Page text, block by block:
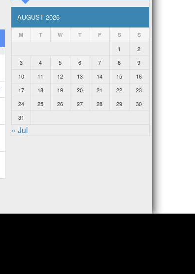
AUGUST 2026
M T W T F S S
1
2
3
4 5 6 7 8
9
10
11 12 13 14 15
16
17
18 19 20 21 22
23
24
25 26 27 28 29
30
31
« Jul